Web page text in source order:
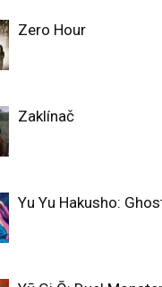
Zero Hour
Zaklínač
Yu Yu Hakusho: